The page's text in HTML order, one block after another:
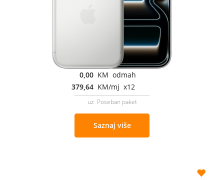
0,00 KM odmah
379,64 KM/mj x12
uz Poseban paket
Saznaj više